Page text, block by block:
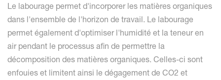
Le labourage permet d'incorporer les matières organiques
dans l'ensemble de l'horizon de travail. Le labourage
permet également d'optimiser l'humidité et la teneur en
air pendant le processus afin de permettre la
décomposition des matières organiques. Celles-ci sont
enfouies et limitent ainsi le dégagement de CO2 et